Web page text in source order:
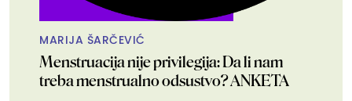
MARIJA ŠARČEVIĆ
Menstruacija nije privilegija: Da li nam
treba menstrualno odsustvo? ANKETA